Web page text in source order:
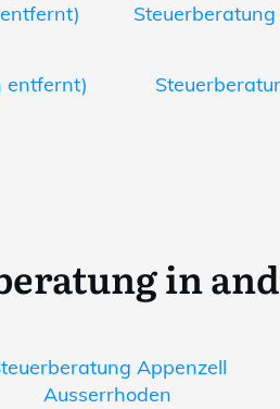
entfernt)
in
Appenzell
Ausserrhoden